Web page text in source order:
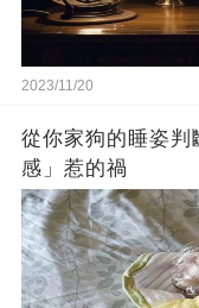
2023/11/20
從你家狗的睡姿判
感」惹的禍